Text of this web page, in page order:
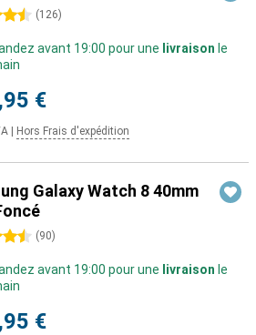
(126)
avant 19:00 pour une livraison le
€
Hors Frais d'expédition
Galaxy Watch 8 40mm
(90)
avant 19:00 pour une livraison le
€